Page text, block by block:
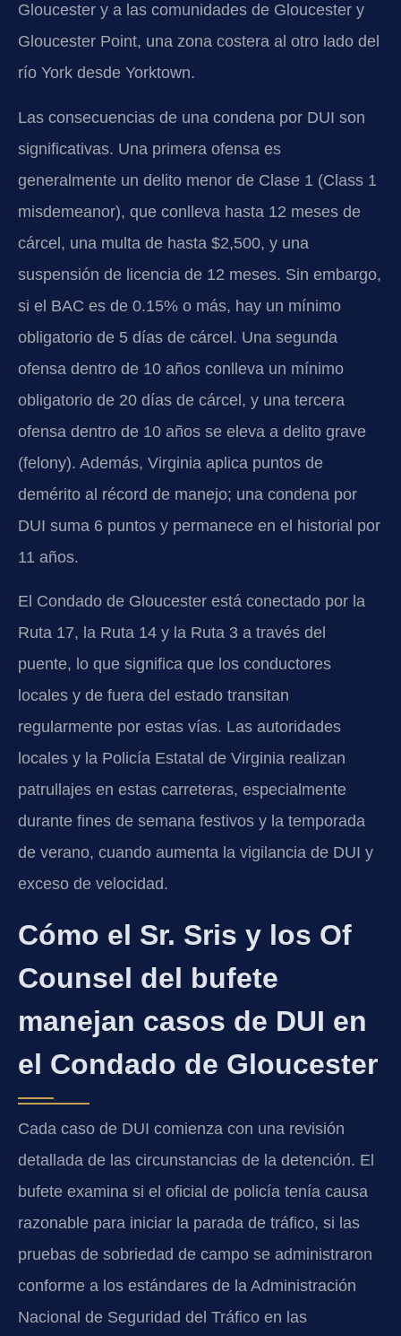
Gloucester y a las comunidades de Gloucester y
Gloucester Point, una zona costera al otro lado del
río York desde Yorktown.
Las consecuencias de una condena por DUI son
significativas. Una primera ofensa es
generalmente un delito menor de Clase 1 (Class 1
misdemeanor), que conlleva hasta 12 meses de
cárcel, una multa de hasta $2,500, y una
suspensión de licencia de 12 meses. Sin embargo,
si el BAC es de 0.15% o más, hay un mínimo
obligatorio de 5 días de cárcel. Una segunda
ofensa dentro de 10 años conlleva un mínimo
obligatorio de 20 días de cárcel, y una tercera
ofensa dentro de 10 años se eleva a delito grave
(felony). Además, Virginia aplica puntos de
demérito al récord de manejo; una condena por
DUI suma 6 puntos y permanece en el historial por
11 años.
El Condado de Gloucester está conectado por la
Ruta 17, la Ruta 14 y la Ruta 3 a través del
puente, lo que significa que los conductores
locales y de fuera del estado transitan
regularmente por estas vías. Las autoridades
locales y la Policía Estatal de Virginia realizan
patrullajes en estas carreteras, especialmente
durante fines de semana festivos y la temporada
de verano, cuando aumenta la vigilancia de DUI y
exceso de velocidad.
Cómo el Sr. Sris y los Of
Counsel del bufete
manejan casos de DUI en
el Condado de Gloucester
Cada caso de DUI comienza con una revisión
detallada de las circunstancias de la detención. El
bufete examina si el oficial de policía tenía causa
razonable para iniciar la parada de tráfico, si las
pruebas de sobriedad de campo se administraron
conforme a los estándares de la Administración
Nacional de Seguridad del Tráfico en las